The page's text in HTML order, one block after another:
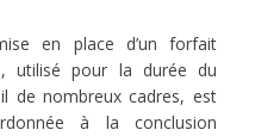
en place d’un forfait
utilisé pour la durée du
de nombreux cadres, est
à la conclusion